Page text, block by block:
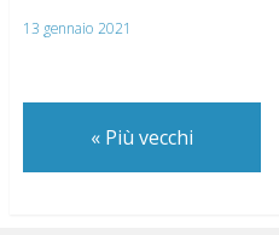
13 gennaio 2021
«Più vecchi